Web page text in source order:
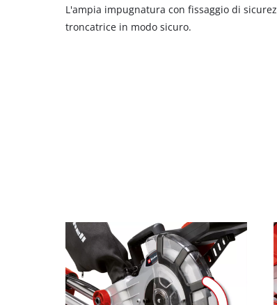
L'ampia impugnatura con fissaggio di
troncatrice in modo sicuro.